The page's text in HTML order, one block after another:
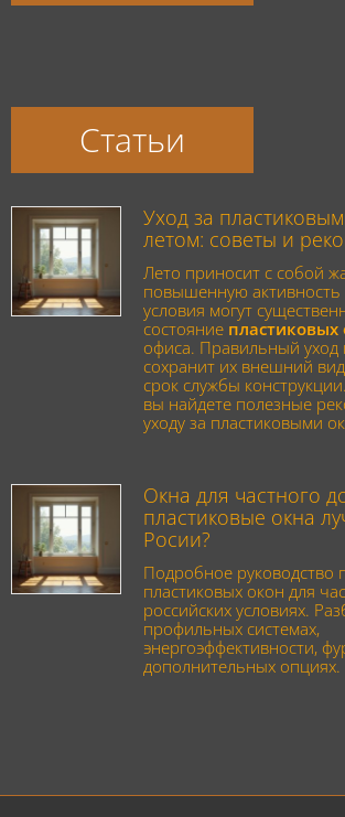
Статьи
Уход за
летом: советы и
Лето приносит с собой
повышенную активность
условия могут
состояние пластиковых
офиса. Правильный уход
сохранит их внешний
срок службы
вы найдете полезные
уходу за пластиковыми
Окна для частного
пластиковые окна
Росии?
Подробное руководство
пластиковых окон для
российских условиях.
профильных системах,
энергоэффективности,
дополнительных опциях.